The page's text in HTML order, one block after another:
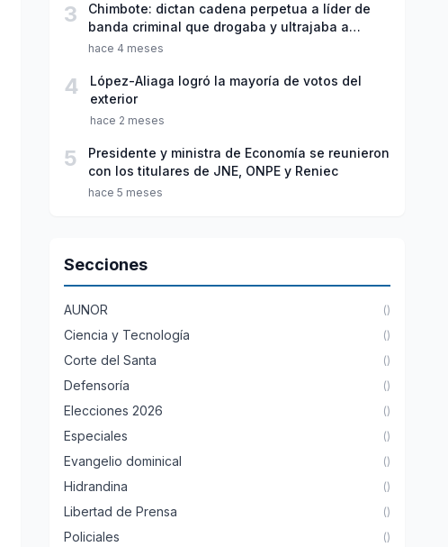
3
Chimbote: dictan cadena perpetua a líder de
banda criminal que drogaba y ultrajaba a
jóvenes
hace 4 meses
4
López-Aliaga logró la mayoría de votos del
exterior
hace 2 meses
5
Presidente y ministra de Economía se reunieron
con los titulares de JNE, ONPE y Reniec
hace 5 meses
Secciones
AUNOR ()
Ciencia y Tecnología ()
Corte del Santa ()
Defensoría ()
Elecciones 2026 ()
Especiales ()
Evangelio dominical ()
Hidrandina ()
Libertad de Prensa ()
Policiales ()